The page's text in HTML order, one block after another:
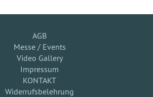
AGB
Messe / Events
Video Gallery
Impressum
KONTAKT
Widerrufsbelehrung